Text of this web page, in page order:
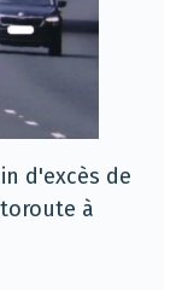
d'excès de
à